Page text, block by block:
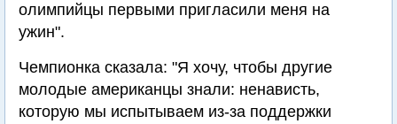
олимпийцы первыми пригласили меня на
ужин".
Чемпионка сказала: "Я хочу, чтобы другие
молодые американцы знали: ненависть,
которую мы испытываем из-за поддержки